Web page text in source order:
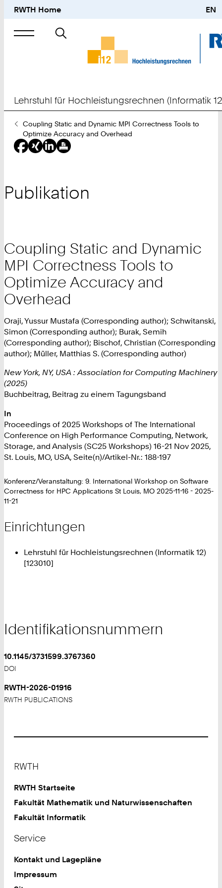
RWTH Home EN
Suche
nach
Lehrstuhl für Hochleistungsrechnen (Informatik
Sie
sind
hier:
Coupling Static and Dynamic MPI Correctness Tools to
Optimize Accuracy and Overhead
Publikation
Coupling Static and Dynamic
MPI Correctness Tools to
Optimize Accuracy and
Overhead
Oraji, Yussur Mustafa (Corresponding author); Schwitanski,
Simon (Corresponding author); Burak, Semih
(Corresponding author); Bischof, Christian (Corresponding
author); Müller, Matthias S. (Corresponding author)
New York, NY, USA : Association for Computing Machinery
(2025)
Buchbeitrag, Beitrag zu einem Tagungsband
In
Proceedings of 2025 Workshops of The International
Conference on High Performance Computing, Network,
Storage, and Analysis (SC25 Workshops) 16-21 Nov 2025,
St. Louis, MO, USA, Seite(n)/Artikel-Nr.: 188-197
Konferenz/Veranstaltung: 9. International Workshop on Software
Correctness for HPC Applications St Louis, MO 2025-11-16 - 2025-
11-21
Einrichtungen
Lehrstuhl für Hochleistungsrechnen (Informatik 12)
[123010]
Identifikationsnummern
10.1145/3731599.3767360
DOI
RWTH-2026-01916
RWTH PUBLICATIONS
RWTH
RWTH Startseite
Fakultät Mathematik und Naturwissenschaften
Fakultät Informatik
Service
Kontakt und Lagepläne
Impressum